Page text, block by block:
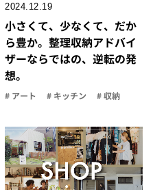
2024.12.19
小さくて、少なくて、だか
ら豊か。整理収納アドバイ
ザーならではの、逆転の発
想。
# アート # キッチン # 収納